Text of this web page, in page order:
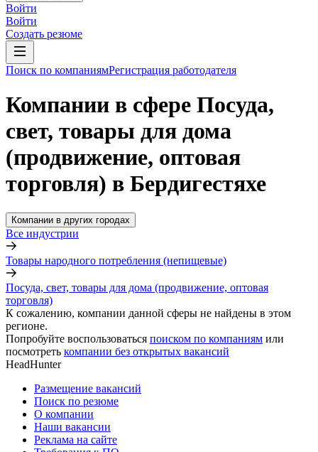
Войти
Войти
Создать резюме
Поиск по компаниямРегистрация работодателя
Компании в сфере Посуда,
свет, товары для дома
(продвижение, оптовая
торговля) в Бердигестяхе
Компании в других городах
Все индустрии
Товары народного потребления (непищевые)
Посуда, свет, товары для дома (продвижение, оптовая
торговля)
К сожалению, компании данной сферы не найдены в этом
регионе.
Попробуйте воспользоваться поиском по компаниям или
посмотреть компании без открытых вакансий
HeadHunter
Размещение вакансий
Поиск по резюме
О компании
Наши вакансии
Реклама на сайте